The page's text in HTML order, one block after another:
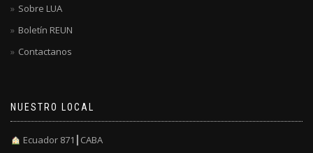
Sobre LUA
Boletín REUN
Contactanos
NUESTRO LOCAL
Ecuador 871┃CABA